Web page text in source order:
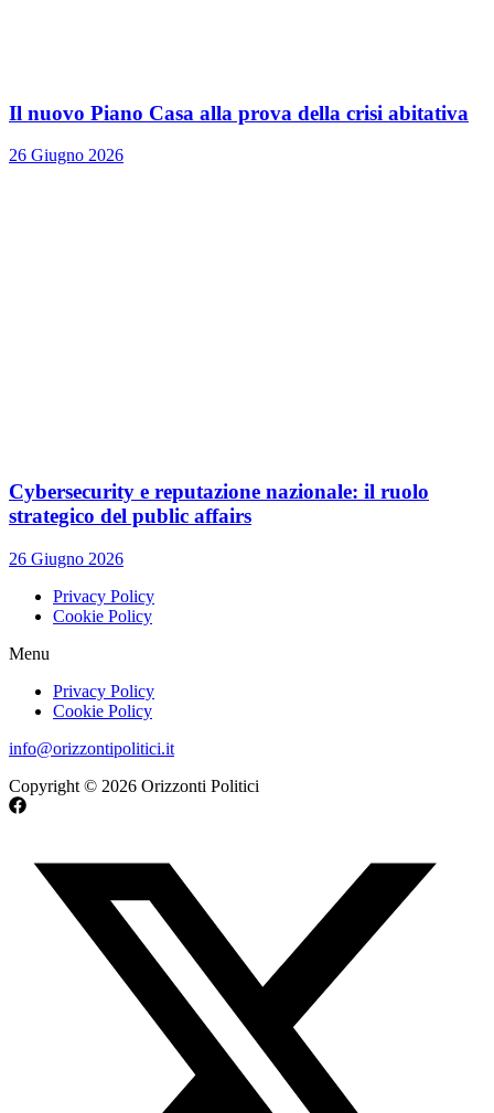
Il nuovo Piano Casa alla prova della crisi abitativa
26 Giugno 2026
Cybersecurity e reputazione nazionale: il ruolo
strategico del public affairs
26 Giugno 2026
Privacy Policy
Cookie Policy
Menu
Privacy Policy
Cookie Policy
info@orizzontipolitici.it
Copyright © 2026 Orizzonti Politici